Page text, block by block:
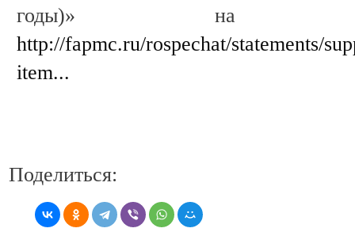
годы)» на
http://fapmc.ru/rospechat/statements/
item...
Поделиться: